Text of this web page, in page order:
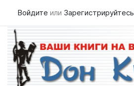
Войдите или Зарегистрируйтесь